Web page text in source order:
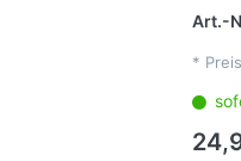
Art.-
*